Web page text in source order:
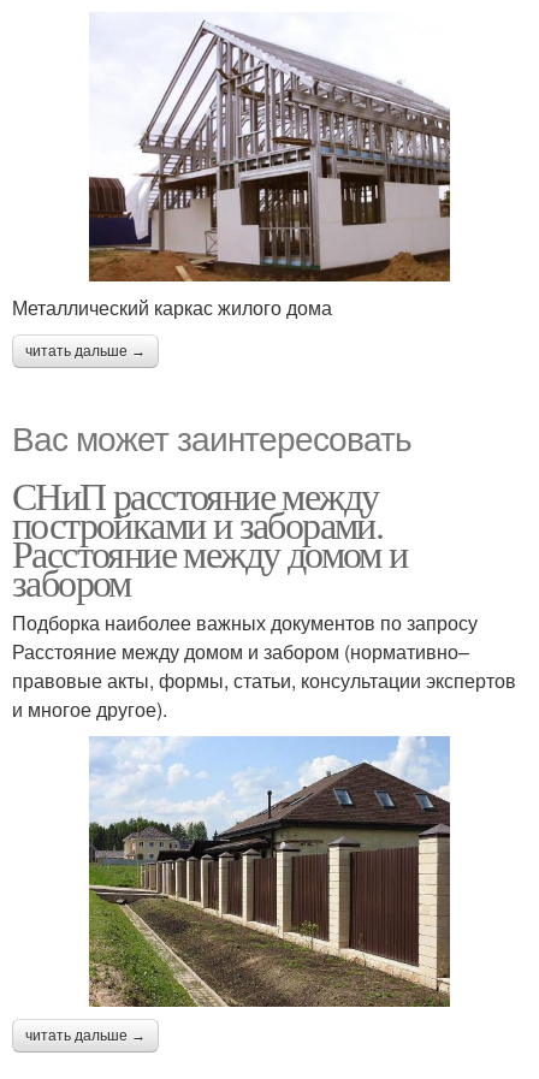
Металлический каркас жилого дома
читать дальше →
Вас может заинтересовать
СНиП расстояние между
постройками и заборами.
Расстояние между домом и
забором
Подборка наиболее важных документов по запросу
Расстояние между домом и забором (нормативно–
правовые акты, формы, статьи, консультации экспертов
и многое другое).
читать дальше →